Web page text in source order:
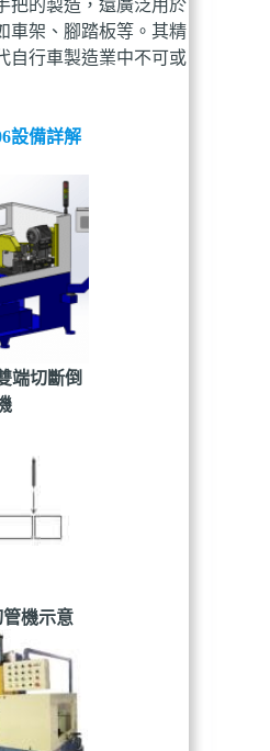
把的製造，還廣泛用於
車架、腳踏板等。其精
自行車製造業中不可或
設備詳解
端切斷倒
管機示意